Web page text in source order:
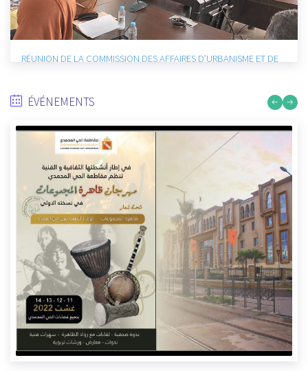
RÉUNION DE LA COMMISSION DES AFFAIRES SOCIALES ET
ÉVÉNEMENTS